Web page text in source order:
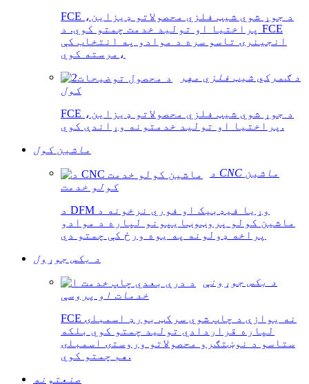
FCE د جوړ شوي شیټ فلزي محصولاتو ډیزاین،
پراختیا او تولید خدمت چمتو کوي. د FCE
انجینرۍ تاسو سره د موادو په انتخاب کې
مرسته کوي،
د ګمرکي شیټ فلزي مهر
کول
FCE د جوړ شوي شیټ فلزي محصولاتو ډیزاین،
پراختیا او تولید خدمتونه وړاندې کوي.
ماشین کول
د CNC ماشین
کولو خدمت
د DFM وړیا فیډبیک او فوري نرخونه د
ماشین کولو پروټوټایپونو لپاره د موادو
پراخه ډولونه په یوه ورځ کې چمتو دي
د بکس جوړول
د بکس جوړونې
خدمات او پروسې
FCE نه یوازې د چاپ شوي سرکټ بورډ اسمبلۍ
لپاره قراردادي تولید چمتو کوي بلکه
ستاسو د نوښتګرو محصولاتو وروستۍ اسمبلۍ
هم چمتو کوي.
صنعتونه